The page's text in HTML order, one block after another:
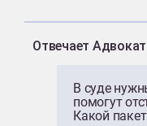
Отвечает Адвокат
В суде
помогут
Какой